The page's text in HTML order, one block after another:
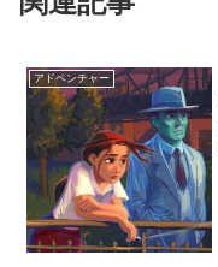
アドベンチャー